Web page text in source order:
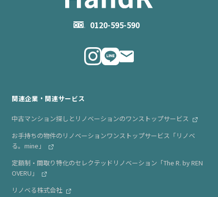
0120-595-590
関連企業・関連サービス
中古マンション探しとリノベーションのワンストップサービス
お手持ちの物件のリノベーションワンストップサービス「リノベ
る。mine」
定額制・間取り特化のセレクテッドリノベーション「The R. by REN
OVERU」
リノベる株式会社